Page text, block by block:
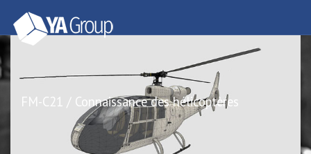
FM-C21 / Connaissance des hélicoptères